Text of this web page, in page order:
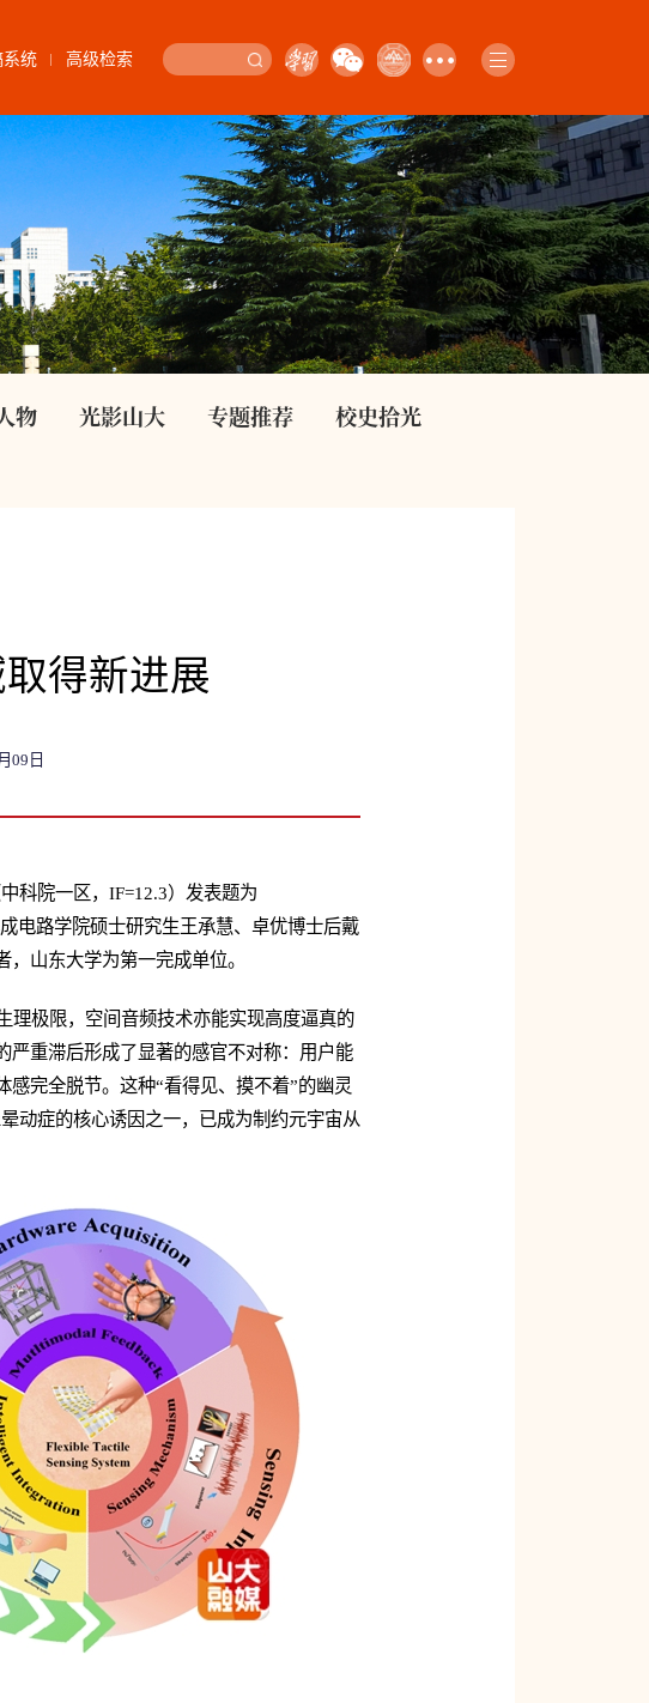
系统 高级检索
物 光影山大 专题推荐 校史拾光
得新进展
09日
科院一区，IF=12.3）发表题为
电路学院硕士研究生王承慧、卓优博士后戴
山东大学为第一完成单位。
理极限，空间音频技术亦能实现高度逼真的
严重滞后形成了显著的感官不对称：用户能
完全脱节。这种“看得见、摸不着”的幽灵
动症的核心诱因之一，已成为制约元宇宙从